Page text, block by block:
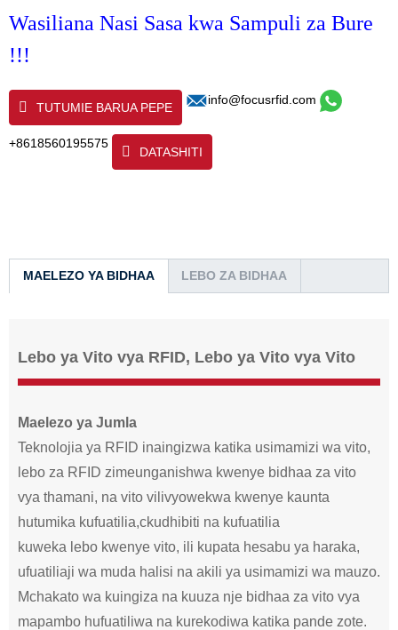
Wasiliana Nasi Sasa kwa Sampuli za Bure
!!!
TUTUMIE BARUA PEPE
info@focusrfid.com
+8618560195575
DATASHITI
MAELEZO YA BIDHAA LEBO ZA BIDHAA
Lebo ya Vito vya RFID, Lebo ya Vito vya Vito
Maelezo ya Jumla
Teknolojia ya RFID inaingizwa katika usimamizi wa vito,
lebo za RFID zimeunganishwa kwenye bidhaa za vito
vya thamani, na vito vilivyowekwa kwenye kaunta
hutumika kufuatilia,ckudhibiti na kufuatilia
kuweka lebo kwenye vito, ili kupata hesabu ya haraka,
ufuatiliaji wa muda halisi na akili ya usimamizi wa mauzo.
Mchakato wa kuingiza na kuuza nje bidhaa za vito vya
mapambo hufuatiliwa na kurekodiwa katika pande zote.